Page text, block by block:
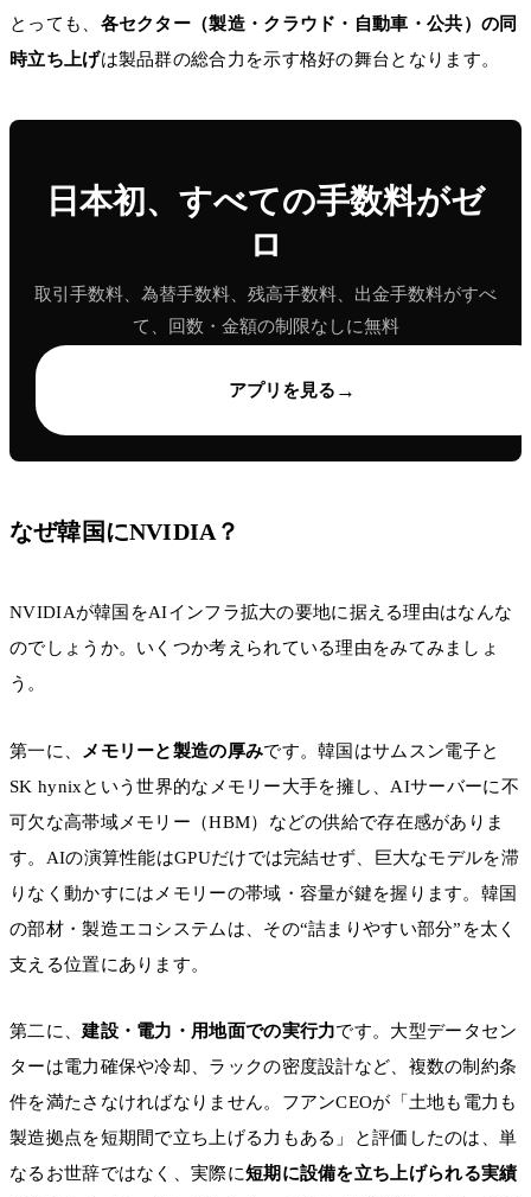
とっても、 各セクター（製造・クラウド・自動車・公共）の同
時立ち上げは製品群の総合力を示す格好の舞台となります。
日本初、すべての手数料がゼ
ロ
取引手数料、為替手数料、残高手数料、出金手数料がすべ
て、回数・金額の制限なしに無料
アプリを見る →
なぜ韓国にNVIDIA？
NVIDIAが韓国をAIインフラ拡大の要地に据える理由はなんな
のでしょうか。いくつか考えられている理由をみてみましょ
う。
第一に、 メモリーと製造の厚みです。韓国はサムスン電子と
SK hynixという世界的なメモリー大手を擁し、AIサーバーに不
可欠な高帯域メモリー（HBM）などの供給で存在感がありま
す。AIの演算性能はGPUだけでは完結せず、巨大なモデルを滞
りなく動かすにはメモリーの帯域・容量が鍵を握ります。韓国
の部材・製造エコシステムは、その“詰まりやすい部分”を太く
支える位置にあります。
第二に、建設・電力・用地面での実行力です。大型データセン
ターは電力確保や冷却、ラックの密度設計など、複数の制約条
件を満たさなければなりません。フアンCEOが「土地も電力も
製造拠点を短期間で立ち上げる力もある」と評価したのは、単
なるお世辞ではなく、実際に短期に設備を立ち上げられる実績